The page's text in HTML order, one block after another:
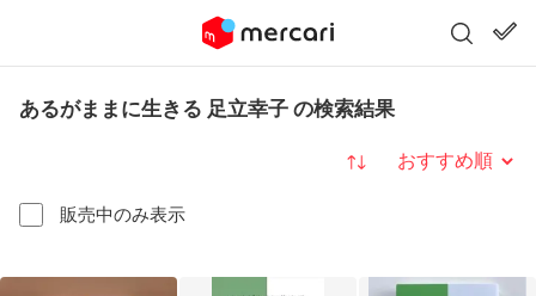
あるがままに生きる 足立幸子 の検索結果
販売中のみ表示
並び替え